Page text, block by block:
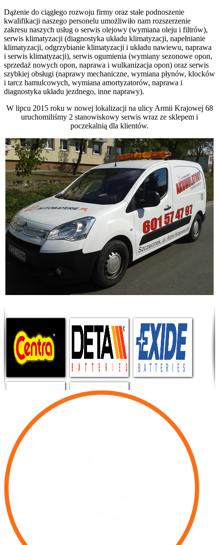
Dążenie do ciągłego rozwoju firmy oraz stałe podnoszenie
kwalifikacji naszego personelu umożliwiło nam rozszerzenie
zakresu naszych usług o serwis olejowy (wymiana oleju i filtrów),
serwis klimatyzacji (diagnostyka układu klimatyzacji, napełnianie
klimatyzacji, odgrzybianie klimatyzacji i układu nawiewu, naprawa
i serwis klimatyzacji), serwis ogumienia (wymiany sezonowe opon,
sprzedaż nowych opon, naprawa i wulkanizacja opon) oraz serwis
szybkiej obsługi (naprawy mechaniczne, wymiana płynów, klocków
i tarcz hamulcowych, wymiana amortyzatorów, naprawa i
diagnostyka układu jezdnego, inne naprawy).
W lipcu 2015 roku w nowej lokalizacji na ulicy Armii Krajowej 68
uruchomiliśmy 2 stanowiskowy serwis wraz ze sklepem i
poczekalnią dla klientów.